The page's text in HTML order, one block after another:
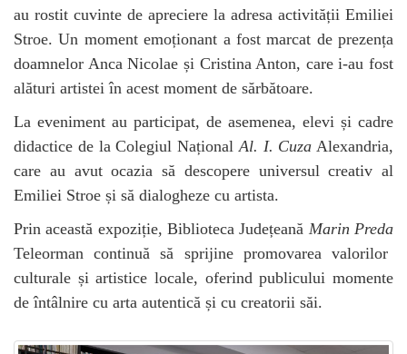
au rostit cuvinte de apreciere la adresa activității Emiliei
Stroe. Un moment emoționant a fost marcat de prezența
doamnelor Anca Nicolae și Cristina Anton, care i-au fost
alături artistei în acest moment de sărbătoare.
La eveniment au participat, de asemenea, elevi și cadre
didactice de la Colegiul NaționalAl. I. Cuza Alexandria,
care au avut ocazia să descopere universul creativ al
Emiliei Stroe și să dialogheze cu artista.
Prin această expoziție, Biblioteca Județeană Marin Preda
Teleorman continuă să sprijine promovarea valorilor
culturale și artistice locale, oferind publicului momente
de întâlnire cu arta autentică și cu creatorii săi.